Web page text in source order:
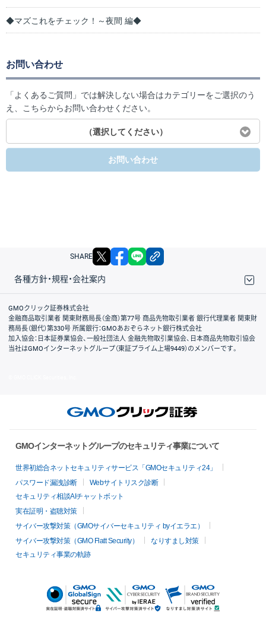
◆マズこれをチェック！～夜間 編◆
お問い合わせ
「よくあるご質問」では解決しない場合はカテゴリーをご選択のう
え、こちらからお問い合わせください。
（選択してください）
お問い合わせ
SHARE X facebook
各種方針・規程・会社案内
取引規程・約款
サイトマップ
その他のご案内
個人情報保護方針
最良執行方針
サイトのご利用について
ディスクレイマー
信託保全
リスク説明
会社案内
GMOクリック証券株式会社
金融商品取引業者 関東財務局長（金商）第77号 商品先物取引業者 銀行代理業者 関東財
務局長（銀代）第330号 所属銀行：GMOあおぞらネット銀行株式会社
加入協会：日本証券業協会、一般社団法人 金融先物取引業協会、日本商品先物取引協会
当社はGMOインターネットグループ（東証プライム上場9449）のメンバーです。
GMOインターネットグループのセキュリティ事業について
世界初総合ネットセキュリティサービス「GMOセキュリティ24」
パスワード漏洩診断
Webサイトリスク診断
セキュリティ相談AIチャットボット
実在証明・盗聴対策
サイバー攻撃対策（GMOサイバーセキュリティ byイエラエ）
サイバー攻撃対策（GMO Flatt Security）
なりすまし対策
セキュリティ事業の軌跡